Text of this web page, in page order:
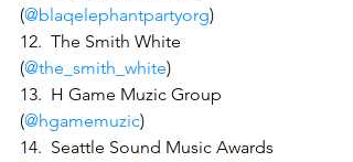
(@blaqelephantpartyorg)
12.  The Smith White
(@the_smith_white)
13.  H Game Muzic Group
(@hgamemuzic)
14.  Seattle Sound Music Awards